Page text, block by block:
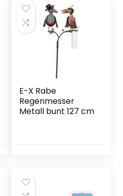
E-X Rabe
Regenmesser
Metall bunt 127 cm